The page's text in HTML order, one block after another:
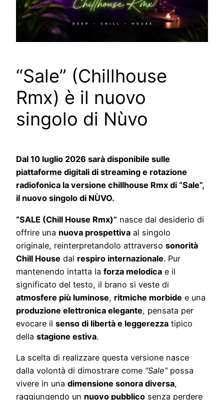
“Sale” (Chillhouse
Rmx) è il nuovo
singolo di Nùvo
Dal 10 luglio 2026 sarà disponibile sulle
piattaforme digitali di streaming e rotazione
radiofonica la versione chillhouse Rmx di “Sale”,
il nuovo singolo di NÙVO.
“SALE (Chill House Rmx)” nasce dal desiderio di
offrire una nuova prospettiva al singolo
originale, reinterpretandolo attraverso sonorità
Chill House dal respiro internazionale. Pur
mantenendo intatta la forza melodica e il
significato del testo, il brano si veste di
atmosfere più luminose, ritmiche morbide e una
produzione elettronica elegante, pensata per
evocare il senso di libertà e leggerezza tipico
della stagione estiva.
La scelta di realizzare questa versione nasce
dalla volontà di dimostrare come “Sale”possa
vivere in una dimensione sonora diversa,
raggiungendo un nuovo pubblico senza perdere